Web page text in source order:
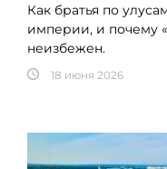
Как братья по
империи, и почему
неизбежен.
18 июня 2026